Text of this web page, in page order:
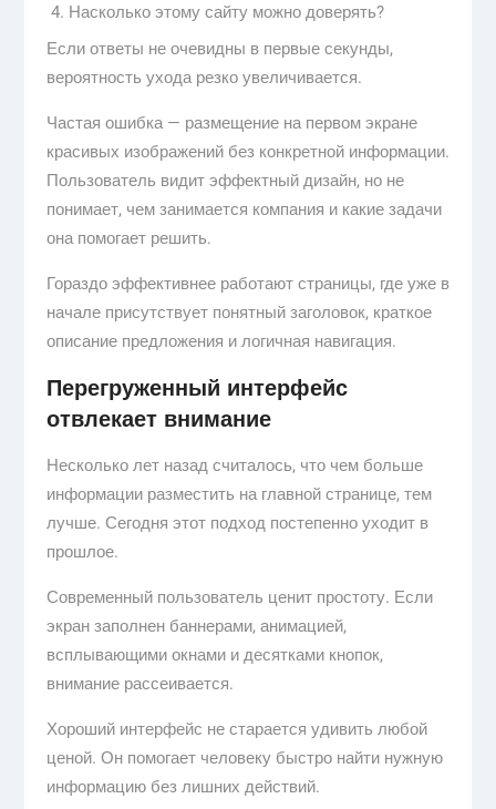
Насколько этому сайту можно доверять?
Если ответы не очевидны в первые секунды,
вероятность ухода резко увеличивается.
Частая ошибка — размещение на первом экране
красивых изображений без конкретной информации.
Пользователь видит эффектный дизайн, но не
понимает, чем занимается компания и какие задачи
она помогает решить.
Гораздо эффективнее работают страницы, где уже в
начале присутствует понятный заголовок, краткое
описание предложения и логичная навигация.
Перегруженный интерфейс
отвлекает внимание
Несколько лет назад считалось, что чем больше
информации разместить на главной странице, тем
лучше. Сегодня этот подход постепенно уходит в
прошлое.
Современный пользователь ценит простоту. Если
экран заполнен баннерами, анимацией,
всплывающими окнами и десятками кнопок,
внимание рассеивается.
Хороший интерфейс не старается удивить любой
ценой. Он помогает человеку быстро найти нужную
информацию без лишних действий.